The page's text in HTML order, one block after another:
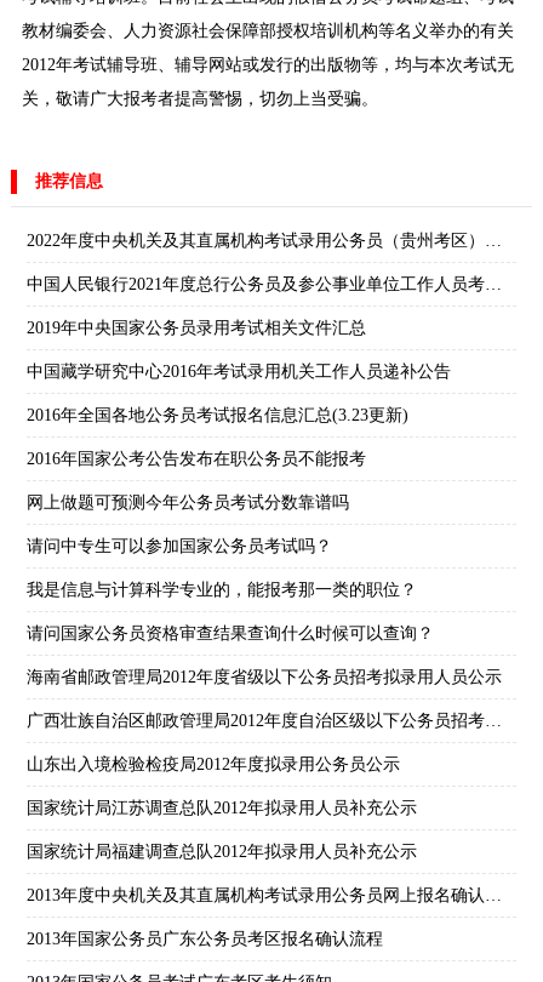
教材编委会、人力资源社会保障部授权培训机构等名义举办的有关
2012年考试辅导班、辅导网站或发行的出版物等，均与本次考试无
关，敬请广大报考者提高警惕，切勿上当受骗。
推荐信息
2022年度中央机关及其直属机构考试录用公务员（贵州考区）报名确认等通知
中国人民银行2021年度总行公务员及参公事业单位工作人员考录公告
2019年中央国家公务员录用考试相关文件汇总
中国藏学研究中心2016年考试录用机关工作人员递补公告
2016年全国各地公务员考试报名信息汇总(3.23更新)
2016年国家公考公告发布在职公务员不能报考
网上做题可预测今年公务员考试分数靠谱吗
请问中专生可以参加国家公务员考试吗？
我是信息与计算科学专业的，能报考那一类的职位？
请问国家公务员资格审查结果查询什么时候可以查询？
海南省邮政管理局2012年度省级以下公务员招考拟录用人员公示
广西壮族自治区邮政管理局2012年度自治区级以下公务员招考拟录用人员公示（2）
山东出入境检验检疫局2012年度拟录用公务员公示
国家统计局江苏调查总队2012年拟录用人员补充公示
国家统计局福建调查总队2012年拟录用人员补充公示
2013年度中央机关及其直属机构考试录用公务员网上报名确认时间延长公告
2013年国家公务员广东公务员考区报名确认流程